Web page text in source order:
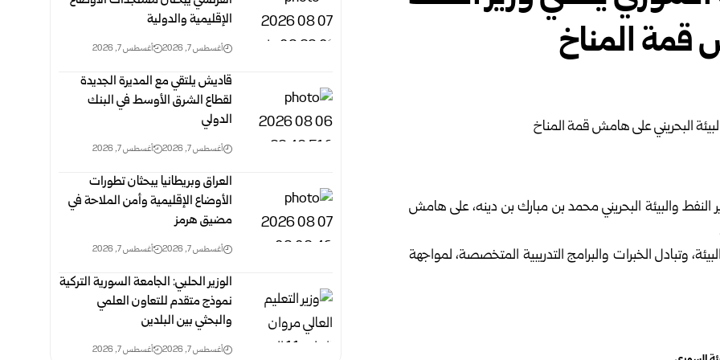
قمة المناخ
النفط والبيئة البحريني محمد بن مبارك بن دينه، على هامش
وتبادل الخبرات والبرامج التدريبية المتخصصة، لمواجهة
الإقليمية والدولية
أغسطس 7, 2026 أغسطس 7, 2026
قاديش يلتقي مع المديرة الجديدة
لقطاع الشرق الأوسط في البنك
الدولي
أغسطس 7, 2026 أغسطس 7, 2026
العراق وبريطانيا يبحثان تطورات
الأوضاع الإقليمية وأمن الملاحة في
مضيق هرمز
أغسطس 7, 2026 أغسطس 7, 2026
الوزير الحلبي: الجامعة السورية التركية
نموذج متقدم للتعاون العلمي
والبحثي بين البلدين
أغسطس 7, 2026 أغسطس 7, 2026